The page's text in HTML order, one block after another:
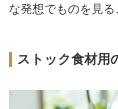
な発想でものを見る
ストック食材用